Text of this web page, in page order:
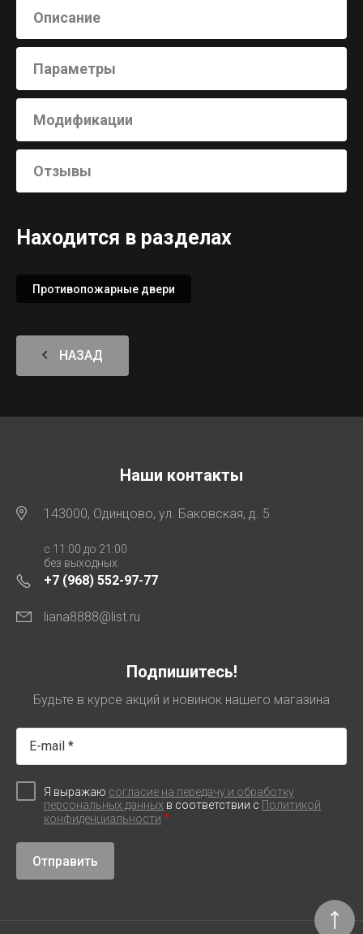
Описание
Параметры
Модификации
Отзывы
Находится в разделах
Противопожарные двери
НАЗАД
Наши контакты
143000, Одинцово, ул. Баковская, д. 5
с 11:00 до 21:00
без выходных
+7 (968) 552-97-77
liana8888@list.ru
Подпишитесь!
Будьте в курсе акций и новинок нашего магазина
Я выражаю согласие на передачу и обработку
персональных данных в соответствии с Политикой
конфиденциальности *
Отправить